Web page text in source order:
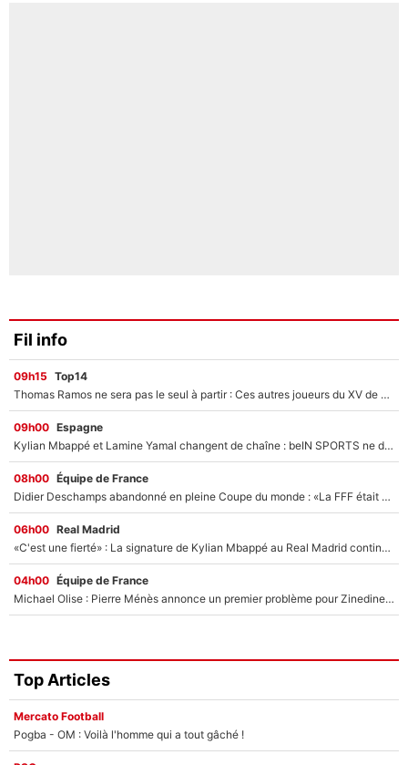
Fil info
09h15 Top14
Thomas Ramos ne sera pas le seul à partir : Ces autres joueurs du XV de France pourraient aussi quitter le Stade Toulousain, un club de Top 14 est déjà sur les rangs
09h00 Espagne
Kylian Mbappé et Lamine Yamal changent de chaîne : beIN SPORTS ne digère pas cette décision historique et prédit un fiasco pour la Liga
08h00 Équipe de France
Didier Deschamps abandonné en pleine Coupe du monde : «La FFF était déjà passée à Zinedine Zidane»
06h00 Real Madrid
«C'est une fierté» : La signature de Kylian Mbappé au Real Madrid continue de régaler l'Espagne
04h00 Équipe de France
Michael Olise : Pierre Ménès annonce un premier problème pour Zinedine Zidane en équipe de France
Top Articles
Mercato Football
Pogba - OM : Voilà l'homme qui a tout gâché !